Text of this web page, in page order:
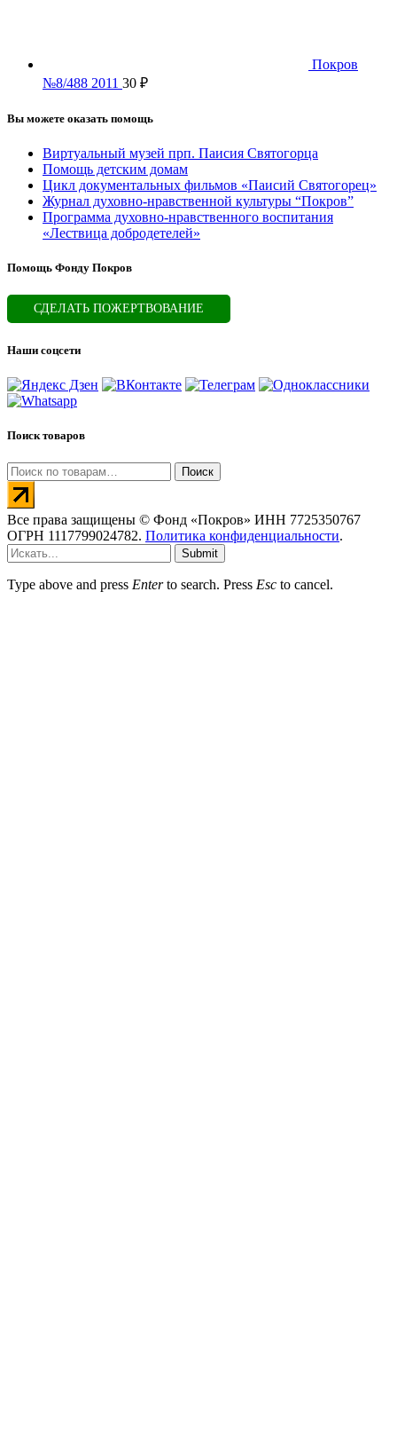
Покров
№8/488 2011 30 ₽
Вы можете оказать помощь
Виртуальный музей прп. Паисия Святогорца
Помощь детским домам
Цикл документальных фильмов «Паисий Святогорец»
Журнал духовно-нравственной культуры “Покров”
Программа духовно-нравственного воспитания
«Лествица добродетелей»
Помощь Фонду Покров
СДЕЛАТЬ ПОЖЕРТВОВАНИЕ
Наши соцсети
Поиск товаров
Искать: Поиск
Все права защищены © Фонд «Покров» ИНН 7725350767
ОГРН 1117799024782. Политика конфиденциальности.
Submit
Type above and press Enterto search. Press Esc to cancel.